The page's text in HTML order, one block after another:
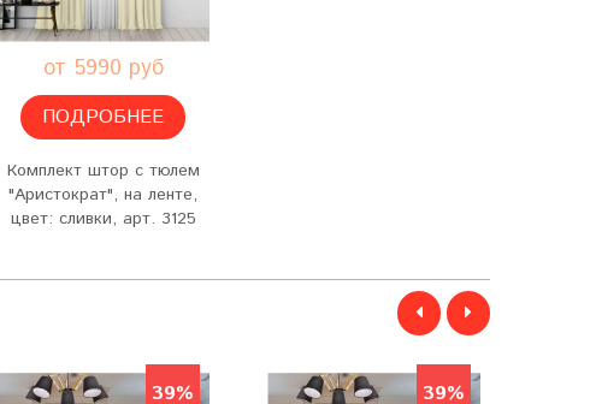
от 5990 руб
ПОДРОБНЕЕ
Комплект штор с тюлем
"Аристократ", на ленте,
цвет: сливки, арт. 3125
39% 39%